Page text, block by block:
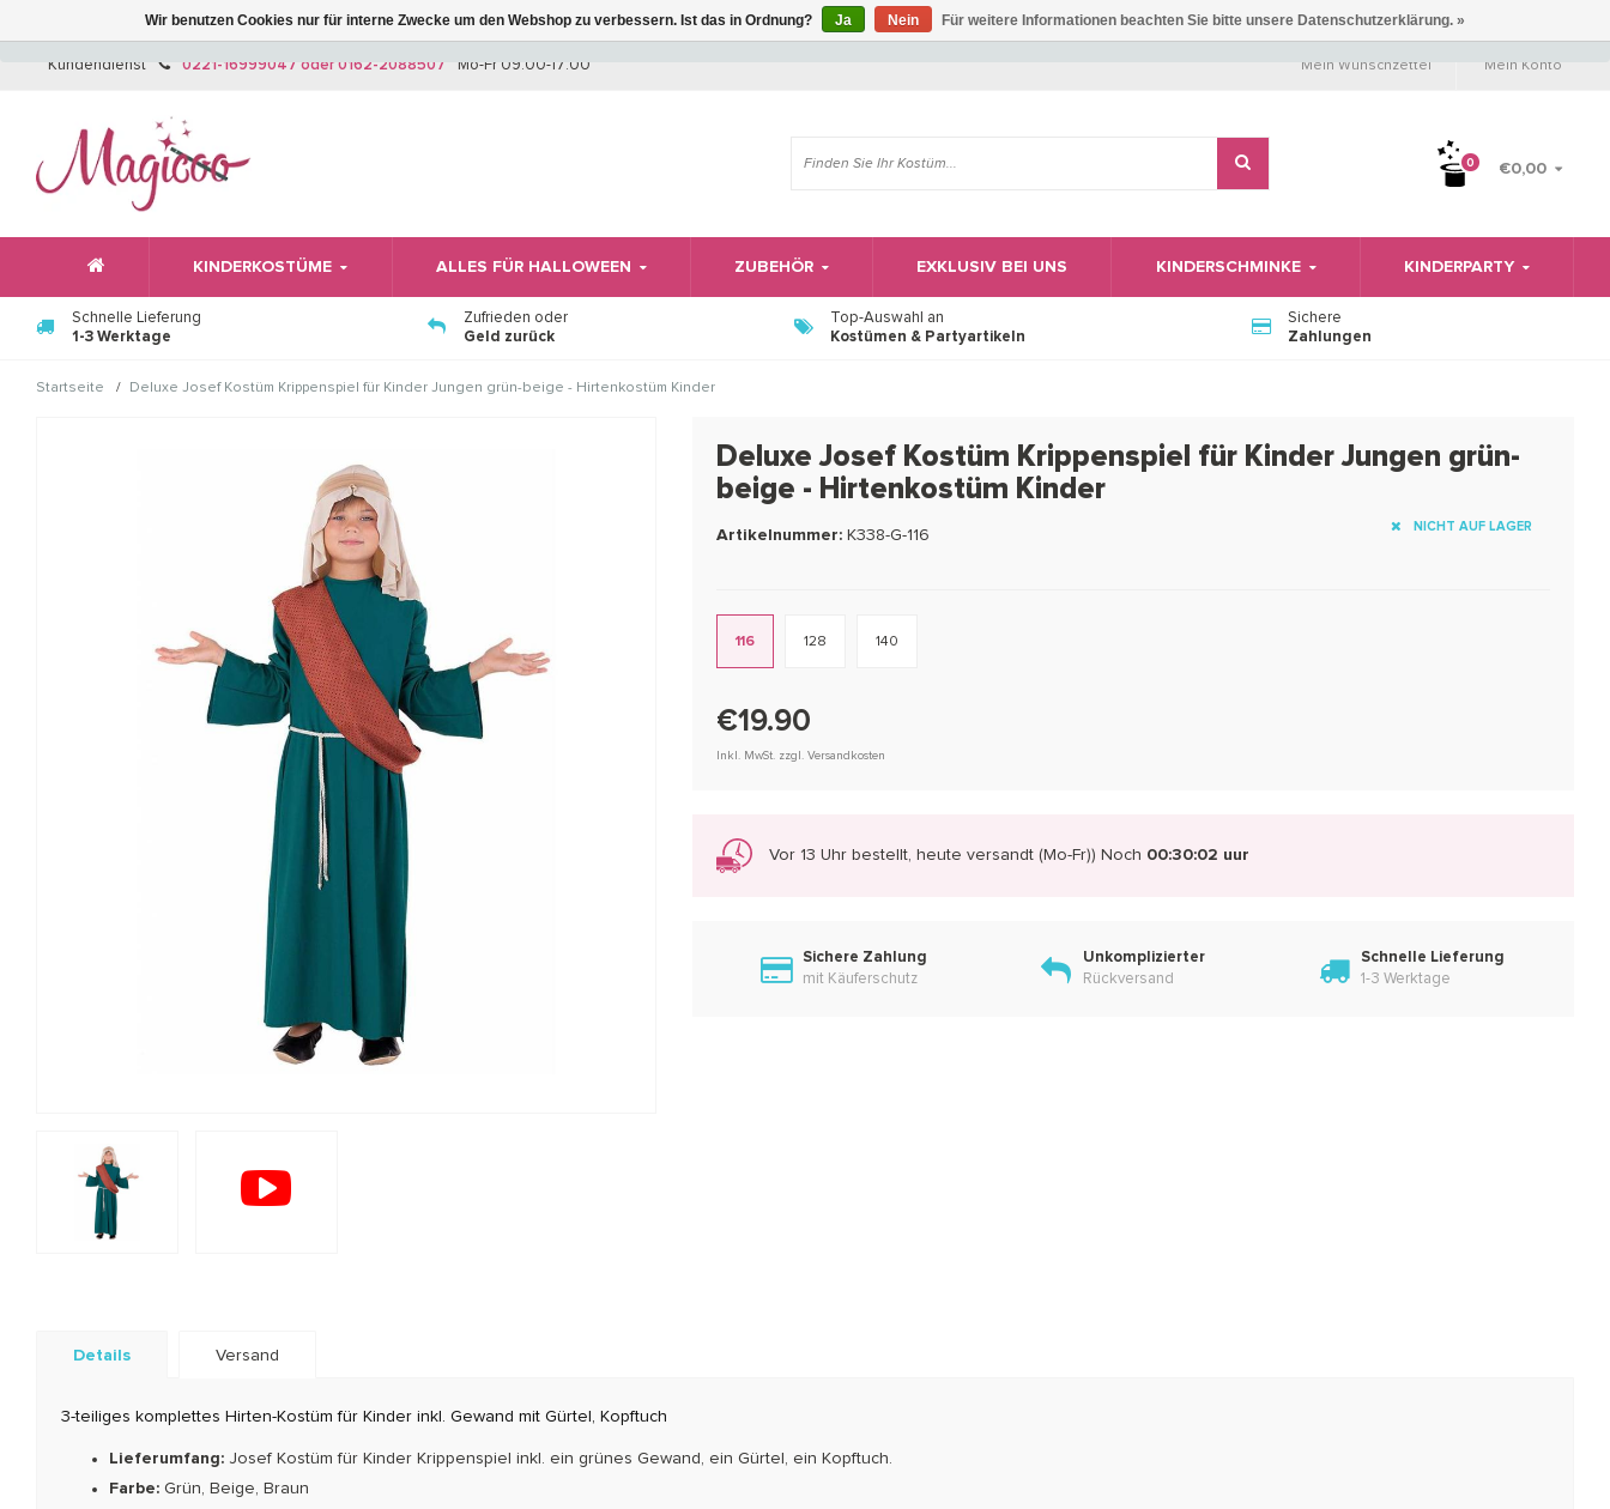
Wir haben Betriebsferien, daher können Sie derzeit nicht bestellen.
Kundendienst 0221-16999047 oder 0162-2088507 Mo-Fr 09:00-17:00 Mein Wunschzettel Mein Konto
0 €0,00
KINDERKOSTÜME ALLES FÜR HALLOWEEN ZUBEHÖR EXKLUSIV BEI UNS KINDERSCHMINKE KINDERPARTY
Schnelle Lieferung
1-3 Werktage
Zufrieden oder
Geld zurück
Top-Auswahl an
Kostümen & Partyartikeln
Sichere
Zahlungen
Startseite / Deluxe Josef Kostüm Krippenspiel für Kinder Jungen grün-beige - Hirtenkostüm Kinder
Deluxe Josef Kostüm Krippenspiel für Kinder Jungen grün-
beige - Hirtenkostüm Kinder
Artikelnummer:K338-G-116
NICHT AUF LAGER
116 128 140
€19.90
Inkl. MwSt. zzgl. Versandkosten
Vor 13 Uhr bestellt, heute versandt (Mo-Fr)) Noch 00:30:01 uur
Sichere Zahlung
mit Käuferschutz
Unkomplizierter
Rückversand
Schnelle Lieferung
1-3 Werktage
Details Versand
3-teiliges komplettes Hirten-Kostüm für Kinder inkl. Gewand mit Gürtel, Kopftuch
Lieferumfang: Josef Kostüm für Kinder Krippenspiel inkl. ein grünes Gewand, ein Gürtel, ein Kopftuch.
Farbe: Grün, Beige, Braun
Wir benutzen Cookies nur für interne Zwecke um den Webshop zu verbessern. Ist das in Ordnung? Ja Nein Für weitere Informationen beachten Sie bitte unsere Datenschutzerklärung. »